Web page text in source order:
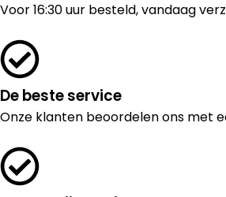
Voor 16:30 uur besteld, vandaag
De beste service
Onze klanten beoordelen ons met